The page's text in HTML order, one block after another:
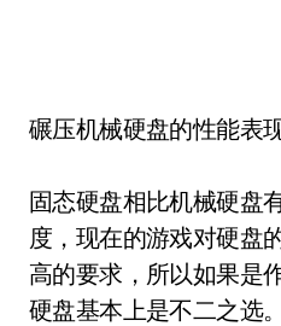
碾压机械硬盘的性能表
固态硬盘相比机械硬盘
度，现在的游戏对硬盘
高的要求，所以如果是
硬盘基本上是不二之选